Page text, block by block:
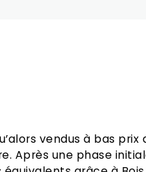
vendus à bas
Après une phase